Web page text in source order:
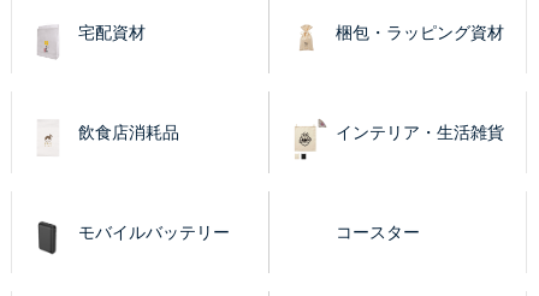
宅配資材 梱包・ラッピング資材
飲食店消耗品 インテリア・生活雑貨
モバイルバッテリー コースター